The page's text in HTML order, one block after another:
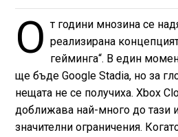
О т години мнозина се
реализирана
гейминга“. В един
ще бъде Google Stadia, но за
нещата не се получиха. Xbox
доближава най-много до тази
значителни ограничения.